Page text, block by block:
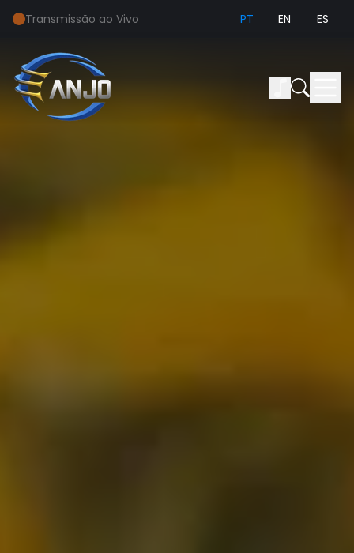
Transmissão ao Vivo PT EN ES